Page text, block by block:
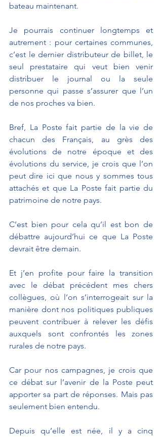
bateau maintenant.
Je pourrais continuer longtemps et
autrement : pour certaines communes,
c’est le dernier distributeur de billet, le
seul prestataire qui veut bien venir
distribuer le journal ou la seule
personne qui passe s’assurer que l’un
de nos proches va bien.
Bref, La Poste fait partie de la vie de
chacun des Français, au grès des
évolutions de notre époque et des
évolutions du service, je crois que l’on
peut dire ici que nous y sommes tous
attachés et que La Poste fait partie du
patrimoine de notre pays.
C’est bien pour cela qu’il est bon de
débattre aujourd’hui ce que La Poste
devrait être demain.
Et j’en profite pour faire la transition
avec le débat précédent mes chers
collègues, où l’on s’interrogeait sur la
manière dont nos politiques publiques
peuvent contribuer à relever les défis
auxquels sont confrontés les zones
rurales de notre pays.
Car pour nos campagnes, je crois que
ce débat sur l’avenir de la Poste peut
apporter sa part de réponses. Mais pas
seulement bien entendu.
Depuis qu’elle est née, il y a cinq